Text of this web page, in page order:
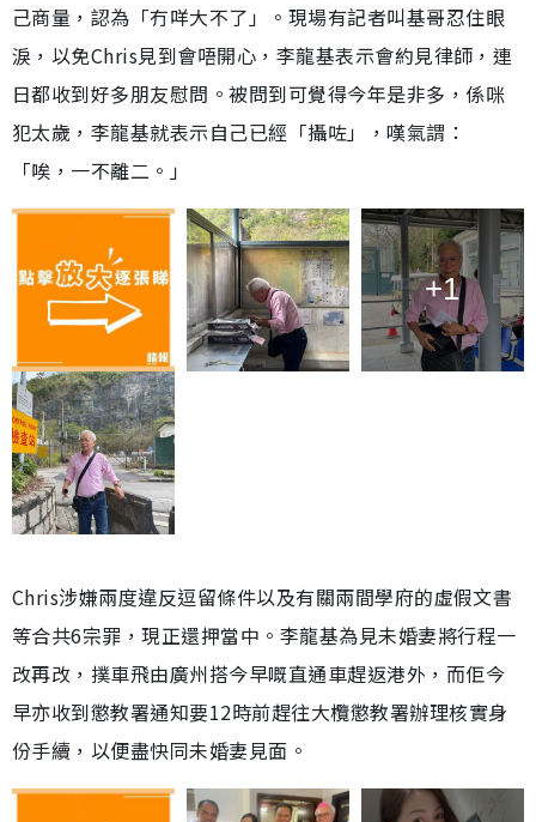
己商量，認為「冇咩大不了」。現場有記者叫基哥忍住眼
淚，以免Chris見到會唔開心，李龍基表示會約見律師，連
日都收到好多朋友慰問。被問到可覺得今年是非多，係咪
犯太歲，李龍基就表示自己已經「攝咗」，嘆氣謂：
「唉，一不離二。」
+1
Chris涉嫌兩度違反逗留條件以及有關兩間學府的虛假文書
等合共6宗罪，現正還押當中。李龍基為見未婚妻將行程一
改再改，撲車飛由廣州搭今早嘅直通車趕返港外，而佢今
早亦收到懲教署通知要12時前趕往大欖懲教署辦理核實身
份手續，以便盡快同未婚妻見面。